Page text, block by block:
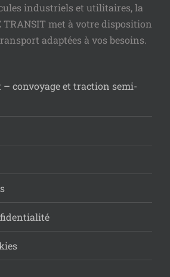
industriels et utilitaires, la
TRANSIT met à votre disposition
adaptées à vos besoins.
convoyage et traction semi-